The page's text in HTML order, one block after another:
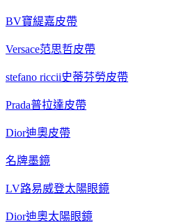
BV寶緹嘉皮帶
Versace范思哲皮帶
stefano riccii史蒂芬勞皮帶
Prada普拉達皮帶
Dior迪奧皮帶
名牌墨鏡
LV路易威登太陽眼鏡
Dior迪奧太陽眼鏡